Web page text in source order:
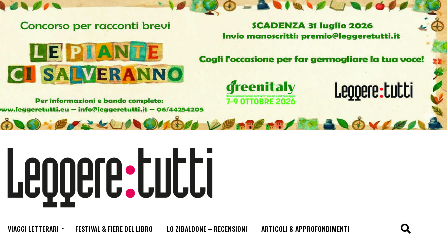
VIAGGI LETTERARI FESTIVAL & FIERE DEL LIBRO LO ZIBALDONE – RECENSIONI ARTICOLI & APPROFONDIMENTI